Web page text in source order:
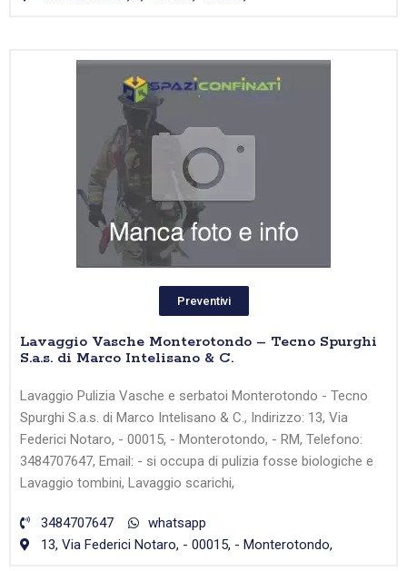
Preventivi
Lavaggio Vasche Monterotondo – Tecno Spurghi
S.a.s. di Marco Intelisano & C.
Lavaggio Pulizia Vasche e serbatoi Monterotondo - Tecno
Spurghi S.a.s. di Marco Intelisano & C., Indirizzo: 13, Via
Federici Notaro, - 00015, - Monterotondo, - RM, Telefono:
3484707647, Email: - si occupa di pulizia fosse biologiche e
Lavaggio tombini, Lavaggio scarichi,
3484707647
whatsapp
13, Via Federici Notaro, - 00015, - Monterotondo,